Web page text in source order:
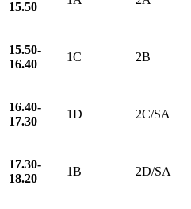
15.50
15.50-
16.40
1C 2B
16.40-
17.30
1D 2C/SA
17.30-
18.20
1B 2D/SA